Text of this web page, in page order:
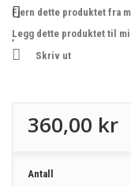
Fjern dette produktet fra
Legg dette produktet til
Skriv ut
360,00 kr
Antall